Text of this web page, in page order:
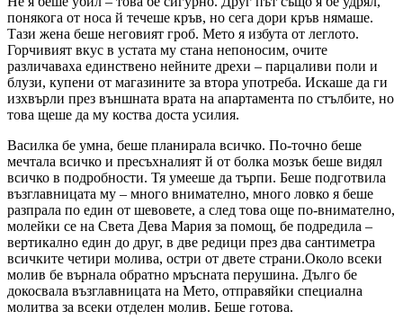
понякога от носа й течеше кръв, но сега дори кръв нямаше.
Тази жена беше неговият гроб. Мето я избута от леглото.
Горчивият вкус в устата му стана непоносим, очите
различаваха единствено нейните дрехи – парцаливи поли и
блузи, купени от магазините за втора употреба. Искаше да ги
изхвърли през външната врата на апартамента по стълбите, но
това щеше да му коства доста усилия.
Василка бе умна, беше планирала всичко. По-точно беше
мечтала всичко и пресъхналият й от болка мозък беше видял
всичко в подробности. Тя умееше да търпи. Беше подготвила
възглавницата му – много внимателно, много ловко я беше
разпрала по един от шевовете, а след това още по-внимателно,
молейки се на Света Дева Мария за помощ, бе подредила –
вертикално един до друг, в две редици през два сантиметра
всичките четири молива, остри от двете страни.Около всеки
молив бе върнала обратно мръсната перушина. Дълго бе
докосвала възглавницата на Мето, отправяйки специална
молитва за всеки отделен молив. Беше готова.